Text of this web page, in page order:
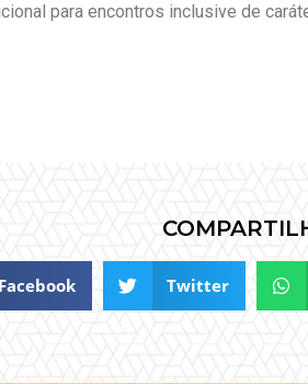
para encontros inclusive de
Facebook Twitter